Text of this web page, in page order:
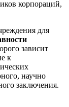
корпораций,
для
зависит
к
научно
заключения.